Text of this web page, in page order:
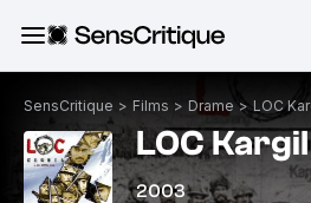
SensCritique > Films > Drame > LOC
LOC Kargil
2003